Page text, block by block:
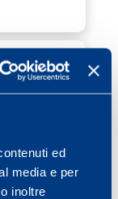
ed
media e per
inoltre
(POCO) IL
PIU’